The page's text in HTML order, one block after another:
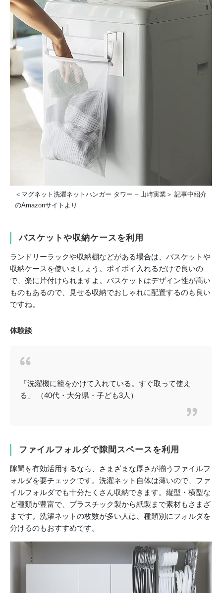
＜マグネット洗濯ネットハンガー タワー – 山崎実業＞ 記事中紹介
のAmazonサイトより
バスケットや収納ケースを利用
ランドリーラックや収納棚などがある場合は、バスケットや
収納ケースを使いましょう。ポイポイ入れるだけで良いの
で、楽に片付けられますよ。バスケットはデザイン性が高い
ものもあるので、見せる収納でおしゃれに配置するのも良い
ですね。
体験談
「洗濯機に籠をかけて入れている。すぐ取って使え
る」 （40代・大分県・子ども3人）
ファイルフォルダで隙間スペースを利用
隙間を有効活用するなら、さまざまな厚さが揃うファイルフ
ォルダを要チェックです。洗濯ネット自体は薄いので、ファ
イルフォルダでも十分たくさん収納できます。縦型・横型な
ど種類が豊富で、プラスチック製から紙製まで素材もさまざ
まです。洗濯ネットの枚数が多い人は、種類別にフォルダを
分けるのもおすすめです。